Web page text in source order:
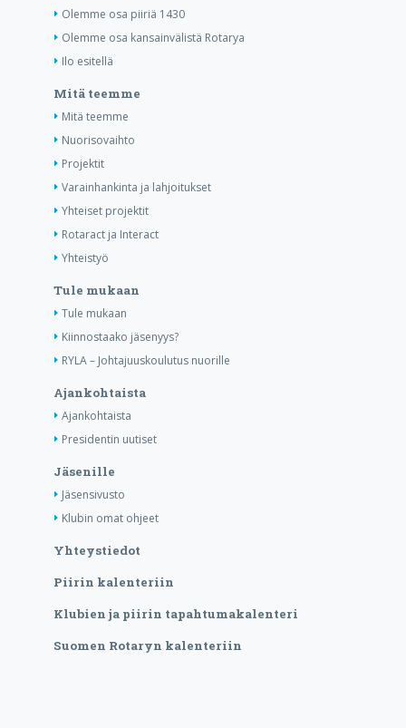
Olemme osa piiriä 1430
Olemme osa kansainvälistä Rotarya
Ilo esitellä
Mitä teemme
Mitä teemme
Nuorisovaihto
Projektit
Varainhankinta ja lahjoitukset
Yhteiset projektit
Rotaract ja Interact
Yhteistyö
Tule mukaan
Tule mukaan
Kiinnostaako jäsenyys?
RYLA – Johtajuuskoulutus nuorille
Ajankohtaista
Ajankohtaista
Presidentin uutiset
Jäsenille
Jäsensivusto
Klubin omat ohjeet
Yhteystiedot
Piirin kalenteriin
Klubien ja piirin tapahtumakalenteri
Suomen Rotaryn kalenteriin